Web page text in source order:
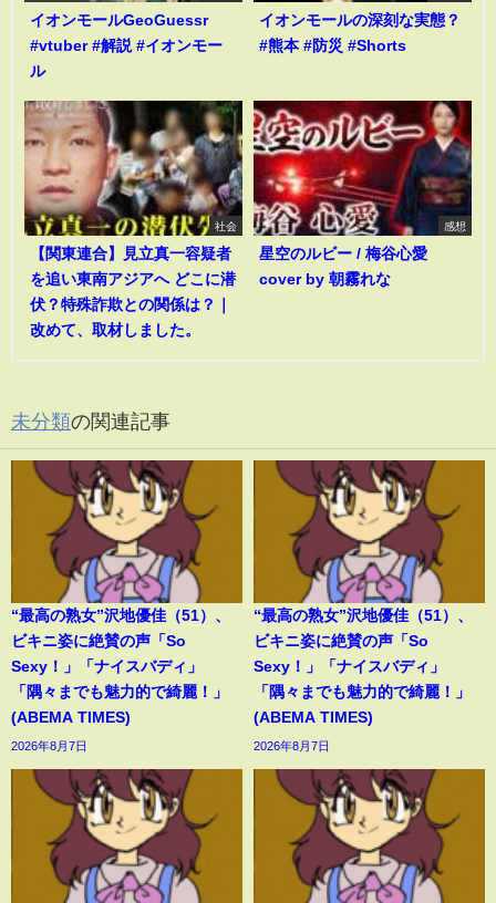
イオンモールGeoGuessr
#vtuber #解説 #イオンモー
ル
イオンモールの深刻な実態？
#熊本 #防災 #Shorts
社会
【関東連合】見立真一容疑者
を追い東南アジアへ どこに潜
伏？特殊詐欺との関係は？｜
改めて、取材しました。
感想
星空のルビー / 梅谷心愛
cover by 朝霧れな
未分類の関連記事
“最高の熟女”沢地優佳（51）、
ビキニ姿に絶賛の声「So
Sexy！」「ナイスバディ」
「隅々までも魅力的で綺麗！」
(ABEMA TIMES)
2026年8月7日
“最高の熟女”沢地優佳（51）、
ビキニ姿に絶賛の声「So
Sexy！」「ナイスバディ」
「隅々までも魅力的で綺麗！」
(ABEMA TIMES)
2026年8月7日